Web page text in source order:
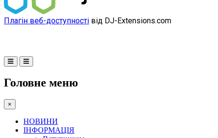
Плагін веб-доступності від DJ-Extensions.com
Головне меню
×
НОВИНИ
ІНФОРМАЦІЯ